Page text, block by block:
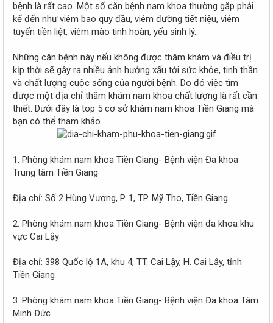
bệnh là rất cao. Một số căn bệnh nam khoa thường gặp phải
kể đến như viêm bao quy đầu, viêm đường tiết niệu, viêm
tuyến tiền liệt, viêm mào tinh hoàn, yếu sinh lý…
Những căn bệnh này nếu không được thăm khám và điều trị
kịp thời sẽ gây ra nhiều ảnh hưởng xấu tới sức khỏe, tinh thần
và chất lượng cuộc sống của người bệnh. Do đó việc tìm
được một địa chỉ thăm khám nam khoa chất lượng là rất cần
thiết. Dưới đây là top 5 cơ sở khám nam khoa Tiền Giang mà
bạn có thể tham khảo.
1. Phòng khám nam khoa Tiền Giang- Bệnh viện Đa khoa
Trung tâm Tiền Giang
Địa chỉ: Số 2 Hùng Vương, P. 1, TP. Mỹ Tho, Tiền Giang.
2. Phòng khám nam khoa Tiền Giang- Bệnh viện đa khoa khu
vực Cai Lậy
Địa chỉ: 398 Quốc lộ 1A, khu 4, TT. Cai Lậy, H. Cai Lậy, tỉnh
Tiền Giang
3. Phòng khám nam khoa Tiền Giang- Bệnh viện Đa khoa Tâm
Minh Đức